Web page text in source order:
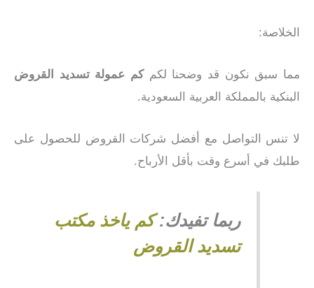
الخلاصة:
مما سبق نكون قد وضحنا لكمكم عمولة تسديد القروض
البنكية بالمملكة العربية السعودية.
لا تنس التواصل مع أفضل شركات القروض للحصول على
طلبك في أسرع وقت بأقل الأرباح.
ربما تفيدك:كم ياخذ مكتب
تسديد القروض